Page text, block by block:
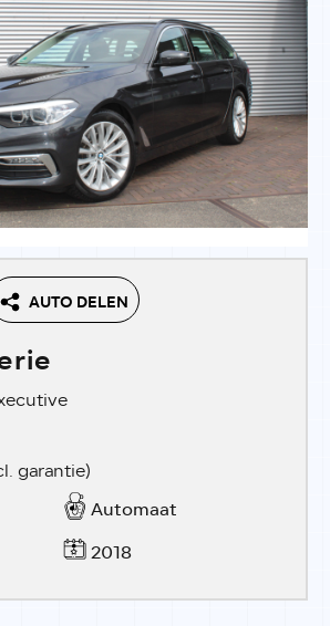
AUTO DELEN
garantie)
Automaat
2018